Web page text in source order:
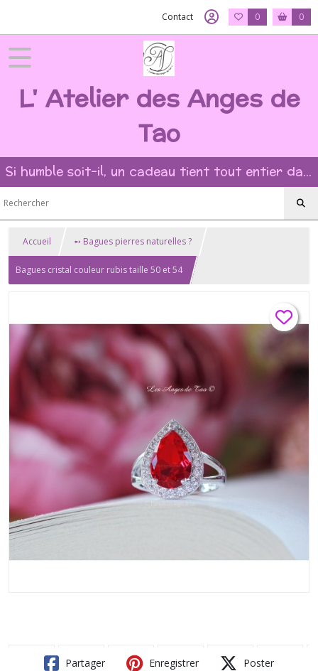
Contact 0 0
L' Atelier des Anges de
Tao
Si humble soit-il, un cadeau tient tout entier dans l'intention et la beauté du geste ?
Accueil ➻ Bagues pierres naturelles ?
Bagues cristal couleur rubis taille 50 et 54
Partager Enregistrer Poster